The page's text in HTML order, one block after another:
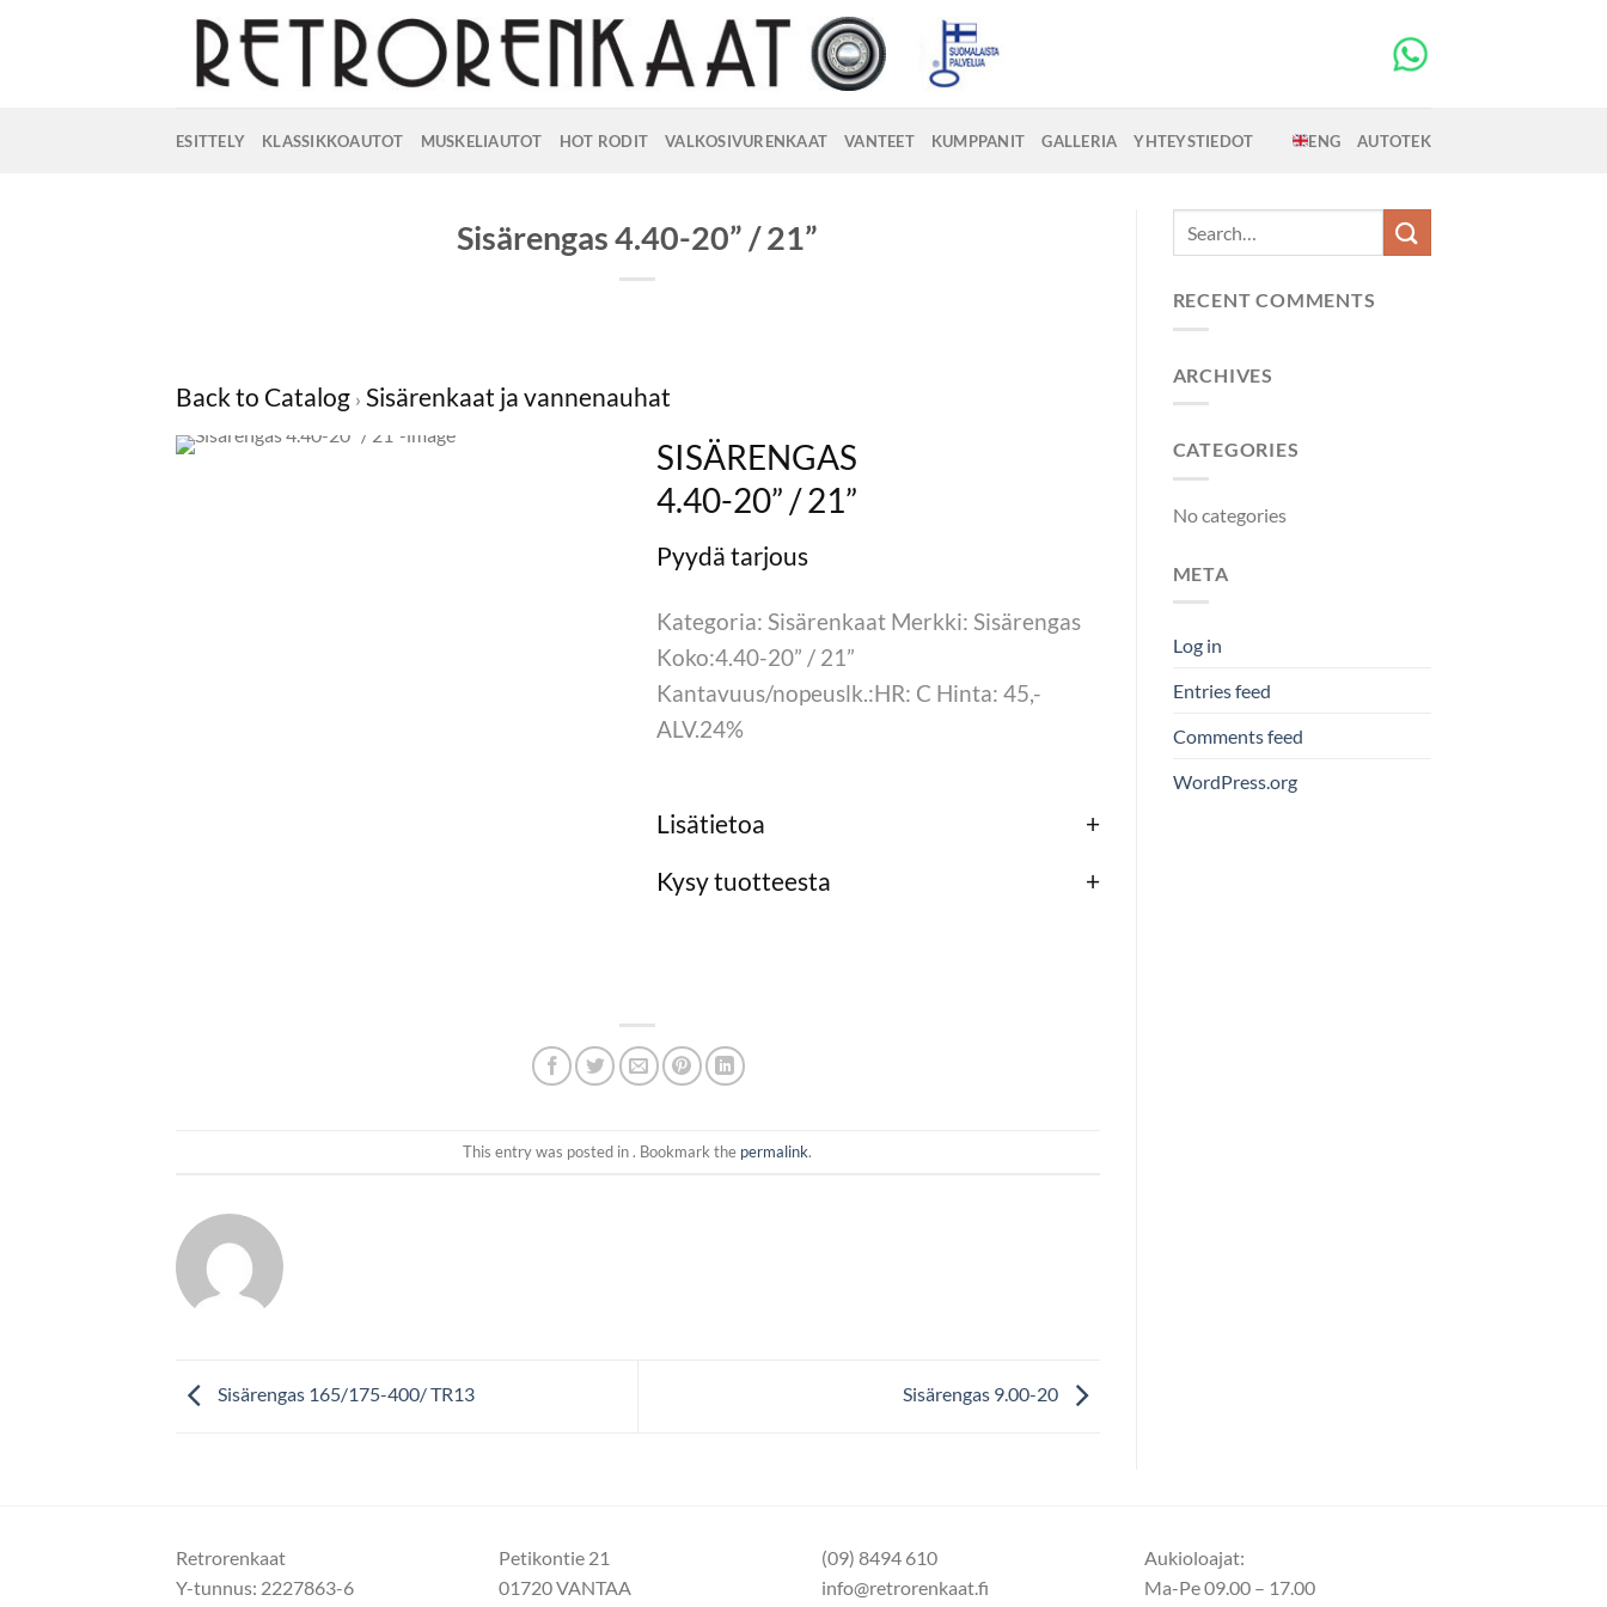
ESITTELY KLASSIKKOAUTOT MUSKELIAUTOT HOT RODIT VALKOSIVURENKAAT VANTEET KUMPPANIT GALLERIA YHTEYSTIEDOT ENG AUTOTEK
Sisärengas 4.40-20” / 21”
Back to Catalog Sisärenkaat ja vannenauhat
SISÄRENGAS
4.40-20” / 21”
Kategoria: Sisärenkaat Merkki: Sisärengas
Koko:4.40-20” / 21”
Kantavuus/nopeuslk.:HR: C Hinta: 45,-
ALV.24%
Lisätietoa
Kysy tuotteesta
This entry was posted in . Bookmark the permalink.
Sisärengas 165/175-400/ TR13 Sisärengas 9.00-20
RECENT COMMENTS
ARCHIVES
CATEGORIES
No categories
META
Log in
Entries feed
Comments feed
WordPress.org
Retrorenkaat
Y-tunnus: 2227863-6
Petikontie 21
01720 VANTAA
(09) 8494 610
info@retrorenkaat.fi
Aukioloajat:
Ma-Pe 09.00 – 17.00